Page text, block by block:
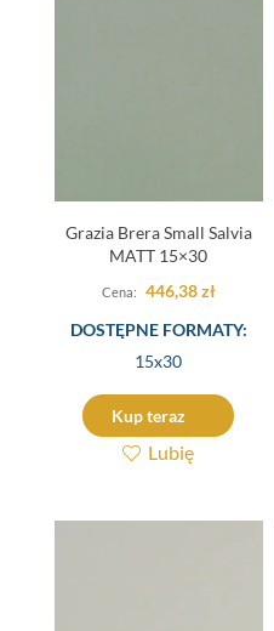
Grazia Brera Small Salvia
MATT 15×30
446,38zł
DOSTĘPNE FORMATY:
15x30
Kup teraz
Lubię